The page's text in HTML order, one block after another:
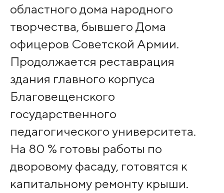
областного дома народного
творчества, бывшего Дома
офицеров Советской Армии.
Продолжается реставрация
здания главного корпуса
Благовещенского
государственного
педагогического университета.
На 80 % готовы работы по
дворовому фасаду, готовятся к
капитальному ремонту крыши.